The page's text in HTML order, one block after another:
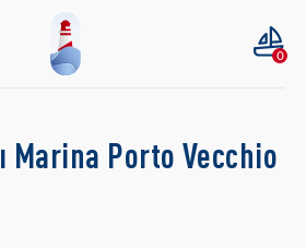
0
Porto Vecchio